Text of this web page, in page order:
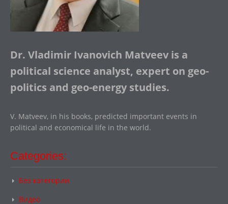
Dr. Vladimir Ivanovich Matveev is a
political science analyst, expert on geo-
politics and geo-energy studies.
V. Matveev, in his books, predicted important events in
political and economical life in the world.
Categories:
Без категории
Видео